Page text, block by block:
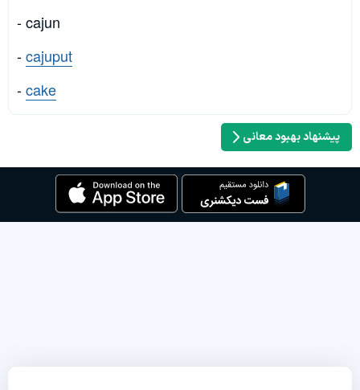
- cajun
-cajuput
-cake
پیشنهاد بهبود معانی